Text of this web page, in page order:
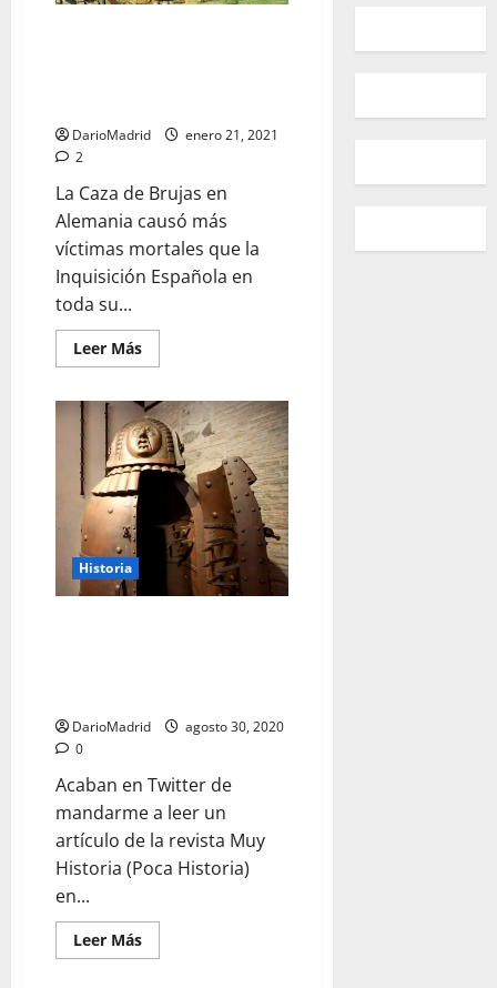
DarioMadrid
enero 21, 2021
2
La Caza de Brujas en
Alemania causó más
víctimas mortales que la
Inquisición Española en
toda su...
Leer MásLeer
más
La
Caza
de
Brujas
en
Alemania
causó
más
víctimas
mortales
que
Inquisición
Historia
DarioMadrid
agosto 30, 2020
0
Acaban en Twitter de
mandarme a leer un
artículo de la revista Muy
Historia (Poca Historia)
en...
Leer MásLeer
más